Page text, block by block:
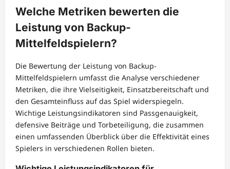
Welche Metriken bewerten die
Leistung von Backup-
Mittelfeldspielern?
Die Bewertung der Leistung von Backup-
Mittelfeldspielern umfasst die Analyse verschiedener
Metriken, die ihre Vielseitigkeit, Einsatzbereitschaft und
den Gesamteinfluss auf das Spiel widerspiegeln.
Wichtige Leistungsindikatoren sind Passgenauigkeit,
defensive Beiträge und Torbeteiligung, die zusammen
einen umfassenden Überblick über die Effektivität eines
Spielers in verschiedenen Rollen bieten.